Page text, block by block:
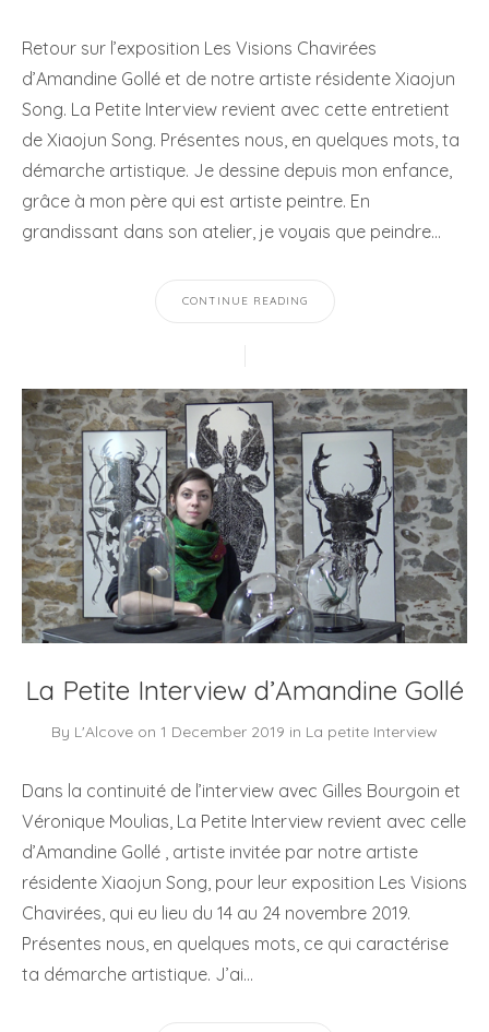
Retour sur l’exposition Les Visions Chavirées
d’Amandine Gollé et de notre artiste résidente Xiaojun
Song. La Petite Interview revient avec cette entretient
de Xiaojun Song. Présentes nous, en quelques mots, ta
démarche artistique. Je dessine depuis mon enfance,
grâce à mon père qui est artiste peintre. En
grandissant dans son atelier, je voyais que peindre…
CONTINUE READING
La Petite Interview d’Amandine Gollé
By L'Alcove on 1 December 2019 in La petite Interview
Dans la continuité de l’interview avec Gilles Bourgoin et
Véronique Moulias, La Petite Interview revient avec celle
d’Amandine Gollé , artiste invitée par notre artiste
résidente Xiaojun Song, pour leur exposition Les Visions
Chavirées, qui eu lieu du 14 au 24 novembre 2019.
Présentes nous, en quelques mots, ce qui caractérise
ta démarche artistique. J’ai…